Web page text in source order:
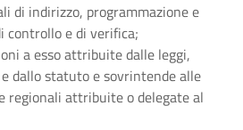
di indirizzo, programmazione e
controllo e di verifica;
a esso attribuite dalle leggi,
dallo statuto e sovrintende alle
regionali attribuite o delegate al